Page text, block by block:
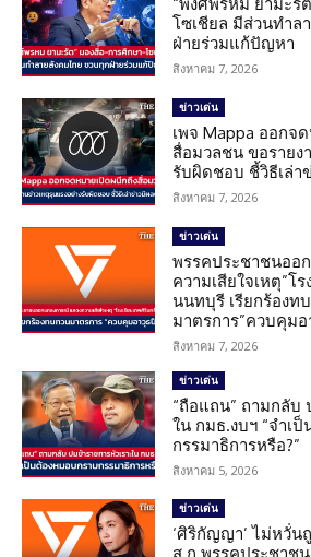
โซเชียล มีส่วนทำล
ฝ่ายร่วมแก้ปัญหา
สิงหาคม 7, 2026
ข่าวเด่น
เพจ Mappa ออกจ
สื่อมวลชน ขอรายง
รับผิดชอบ ชี้วิธีเล่า
สิงหาคม 7, 2026
ข่าวเด่น
พรรคประชาชนออ
ความเสียใจเหตุ”โ
นนทบุรี เรียกร้องท
มาตรการ”ควบคุมอ
สิงหาคม 7, 2026
ข่าวเด่น
“ถือแถน” ถามกลับ
ใน กมธ.งบฯ “จำเ
กรรมาธิการหรือ?”
สิงหาคม 5, 2026
ข่าวเด่น
‘ศิริกัญญา’ ไม่หวั่น